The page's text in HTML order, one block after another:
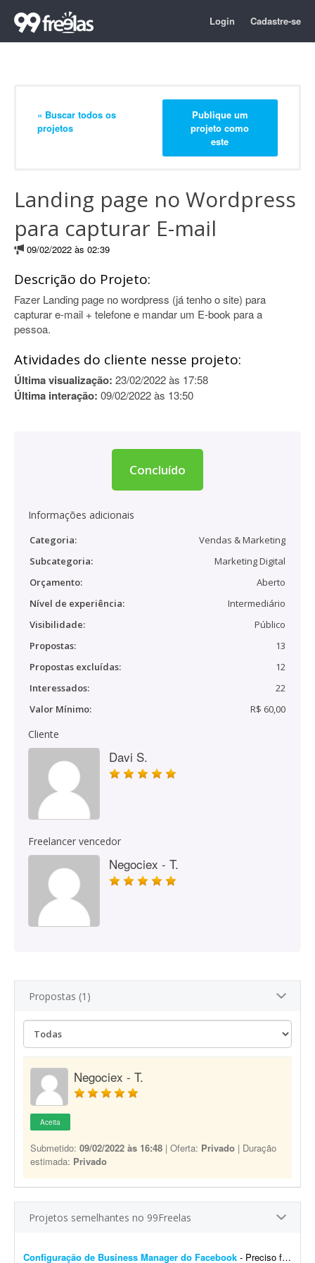
Login Cadastre-se
« Buscar todos os
projetos
Publique um
projeto como
este
Landing page no Wordpress
para capturar E-mail
09/02/2022 às 02:39
Descrição do Projeto:
Fazer Landing page no wordpress (já tenho o site) para
capturar e-mail + telefone e mandar um E-book para a
pessoa.
Atividades do cliente nesse projeto:
Última visualização: 23/02/2022 às 17:58
Última interação: 09/02/2022 às 13:50
Concluído
Informações adicionais
Categoria:
Vendas & Marketing
Subcategoria:
Marketing Digital
Orçamento:
Aberto
Nível de experiência:
Intermediário
Visibilidade:
Público
Propostas:
13
Propostas excluídas:
12
Interessados:
22
Valor Mínimo:
R$ 60,00
Cliente
Davi S.
Freelancer vencedor
Negociex - T.
Propostas (1)
Negociex - T.
Aceita
Submetido: 09/02/2022 às 16:48 | Oferta: Privado | Duração
estimada: Privado
Projetos semelhantes no 99Freelas
Configuração de Business Manager do Facebook - Preciso fazer disparo de mensagens através da API do Meta. Já tenho o sistema, no entanto meu Business Manager do Facebook está desorganizado, com muitas contas de portfó...